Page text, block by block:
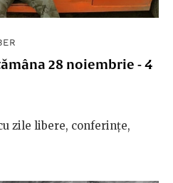
28 noiembrie - 4
zile libere, conferințe,